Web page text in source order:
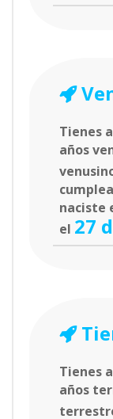
Tienes
años
naciste
el 27
Tienes
años